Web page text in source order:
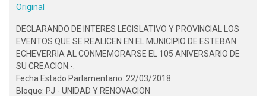
Original
DECLARANDO DE INTERES LEGISLATIVO Y PROVINCIAL LOS
EVENTOS QUE SE REALICEN EN EL MUNICIPIO DE ESTEBAN
ECHEVERRIA AL CONMEMORARSE EL 105 ANIVERSARIO DE
SU CREACION.-.
Fecha Estado Parlamentario: 22/03/2018
Bloque: PJ - UNIDAD Y RENOVACION